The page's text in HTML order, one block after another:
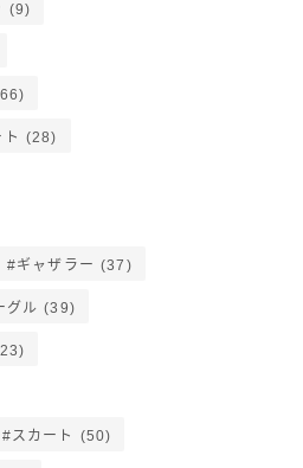
(9)
(28)
ギャザラー (37)
グル (39)
スカート (50)